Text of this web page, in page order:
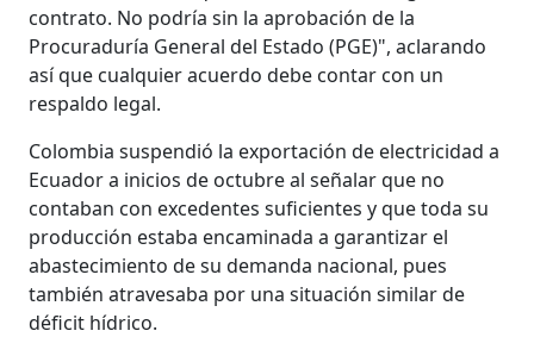
contrato. No podría sin la aprobación de la
Procuraduría General del Estado (PGE)", aclarando
así que cualquier acuerdo debe contar con un
respaldo legal.
Colombia suspendió la exportación de electricidad a
Ecuador a inicios de octubre al señalar que no
contaban con excedentes suficientes y que toda su
producción estaba encaminada a garantizar el
abastecimiento de su demanda nacional, pues
también atravesaba por una situación similar de
déficit hídrico.